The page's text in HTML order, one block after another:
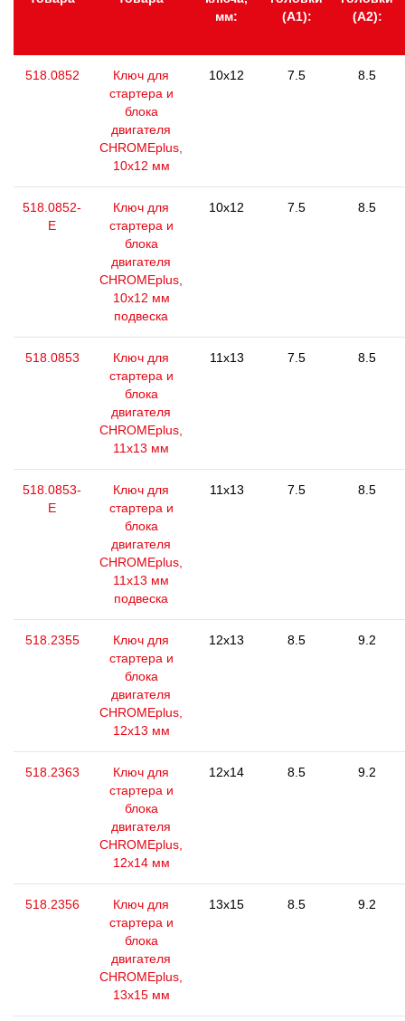
мм:
(А1):
(А2):
518.0852
Ключ для
стартера и
блока
двигателя
CHROMEplus,
10х12 мм
10x12 7.5 8.5
518.0852-
E
Ключ для
стартера и
блока
двигателя
CHROMEplus,
10х12 мм
подвеска
10x12 7.5 8.5
518.0853
Ключ для
стартера и
блока
двигателя
CHROMEplus,
11х13 мм
11x13 7.5 8.5
518.0853-
E
Ключ для
стартера и
блока
двигателя
CHROMEplus,
11х13 мм
подвеска
11x13 7.5 8.5
518.2355
Ключ для
стартера и
блока
двигателя
CHROMEplus,
12х13 мм
12x13 8.5 9.2
518.2363
Ключ для
стартера и
блока
двигателя
CHROMEplus,
12x14 мм
12x14 8.5 9.2
518.2356
Ключ для
стартера и
блока
двигателя
CHROMEplus,
13х15 мм
13x15 8.5 9.2